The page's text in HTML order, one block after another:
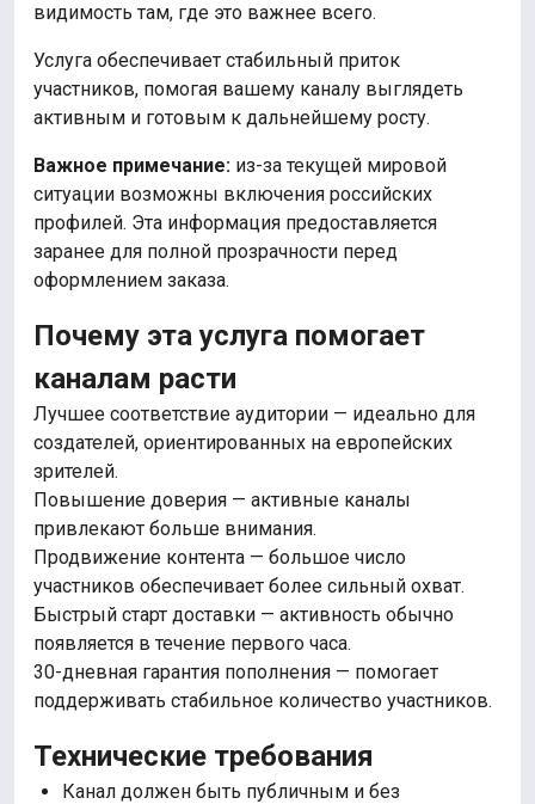
видимость там, где это важнее всего.
Услуга обеспечивает стабильный приток
участников, помогая вашему каналу выглядеть
активным и готовым к дальнейшему росту.
Важное примечание: из-за текущей мировой
ситуации возможны включения российских
профилей. Эта информация предоставляется
заранее для полной прозрачности перед
оформлением заказа.
Почему эта услуга помогает
каналам расти
Лучшее соответствие аудитории — идеально для
создателей, ориентированных на европейских
зрителей.
Повышение доверия — активные каналы
привлекают больше внимания.
Продвижение контента — большое число
участников обеспечивает более сильный охват.
Быстрый старт доставки — активность обычно
появляется в течение первого часа.
30-дневная гарантия пополнения — помогает
поддерживать стабильное количество участников.
Технические требования
Канал должен быть публичным и без